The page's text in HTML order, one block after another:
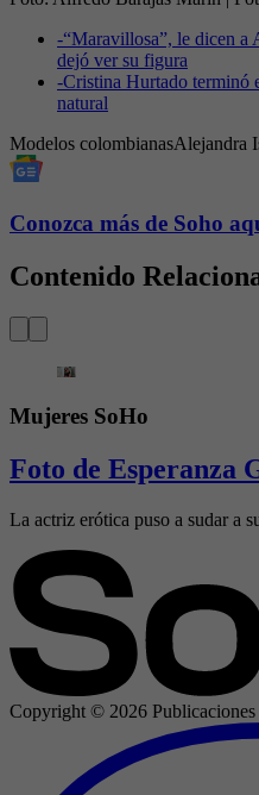
-“Maravillosa”, le dicen a
dejó ver su figura
-Cristina Hurtado terminó
natural
Modelos colombianasAlejandra
Conozca más de Soho
Contenido
Mujeres SoHo
Foto de Esperanza
La actriz erótica puso a sudar a
Copyright © 2026